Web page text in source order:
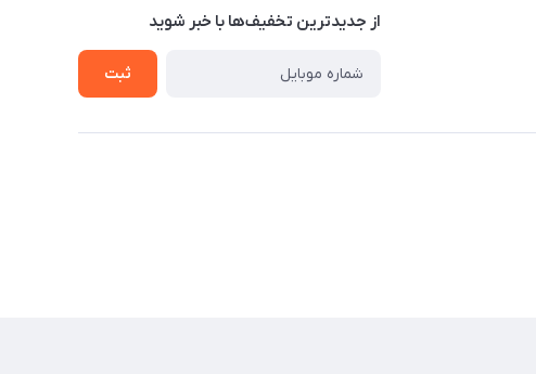
از جدید‌ترین تخفیف‌ها با‌ خبر شوید
ثبت